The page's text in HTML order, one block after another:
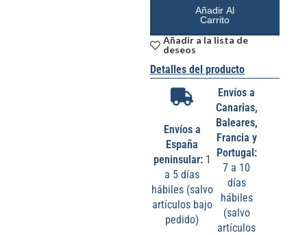
Añadir Al
Carrito
Añadir a la lista de
deseos
Detalles del producto
Envíos a
España
peninsular:1
a 5 días
hábiles (salvo
artículos bajo
pedido)
Envíos a
Canarias,
Baleares,
Francia y
Portugal:
7 a 10
días
hábiles
(salvo
artículos